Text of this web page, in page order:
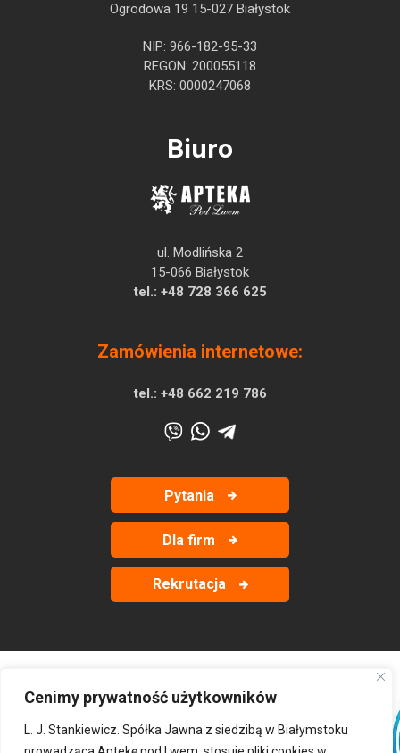
Cenimy prywatność użytkowników
L. J. Stankiewicz. Spółka Jawna z siedzibą w Białymstoku
Ogrodowa 19 15-027 Białystok
NIP: 966-182-95-33
REGON: 200055118
KRS: 0000247068
Biuro
ul. Modlińska 2
15-066 Białystok
tel.: +48 728 366 625
Zamówienia internetowe:
tel.: +48 662 219 786
Pytania
Dla firm
Rekrutacja
‹